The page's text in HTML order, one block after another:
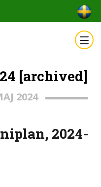
[archived]
2024
2024-